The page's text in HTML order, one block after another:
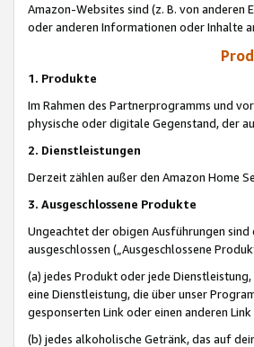
Amazon-Websites sind (z. B. von
oder anderen Informationen oder Inhalte
1. Produkte
Im Rahmen des Partnerprogramms und
physische oder digitale Gegenstand, der
2. Dienstleistungen
Derzeit zählen außer den Amazon Home
3. Ausgeschlossene Produkte
Ungeachtet der obigen Ausführungen
ausgeschlossen („Ausgeschlossene
(a) jedes Produkt oder jede
eine Dienstleistung, die über unser
gesponserten Link oder einen anderen
(b) jedes alkoholische Getränk, das auf